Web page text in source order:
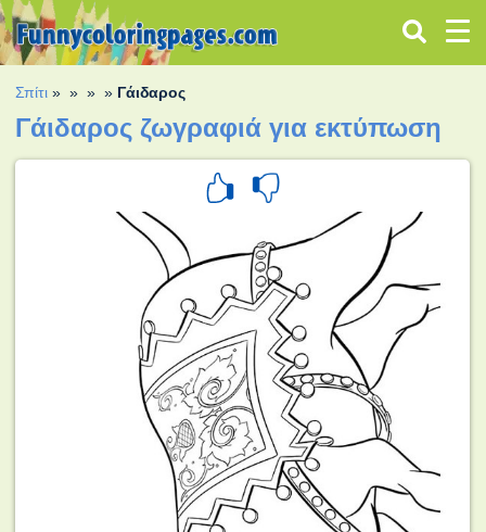
Σπίτι » » » » Γάιδαρος
Γάιδαρος ζωγραφιά για εκτύπωση